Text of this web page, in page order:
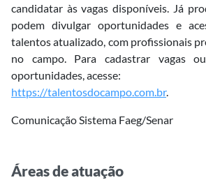
candidatar às vagas disponíveis. Já
podem divulgar oportunidades e
talentos atualizado, com profissionais
no campo. Para cadastrar vagas
oportunidades, acesse:
https://talentosdocampo.com.br.
Comunicação Sistema Faeg/Senar
Áreas de atuação